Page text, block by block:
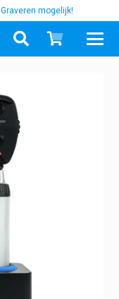
Graveren mogelijk!